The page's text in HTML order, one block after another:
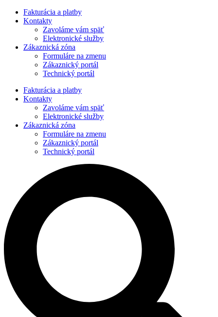
PreskočiťFakturácia a platby
Kontakty
Zavoláme vám späť
Elektronické služby
Zákaznická zóna
Formuláre na zmenu
Zákaznický portál
Technický portál
Fakturácia a platby
Kontakty
Zavoláme vám späť
Elektronické služby
Zákaznická zóna
Formuláre na zmenu
Zákaznický portál
Technický portál